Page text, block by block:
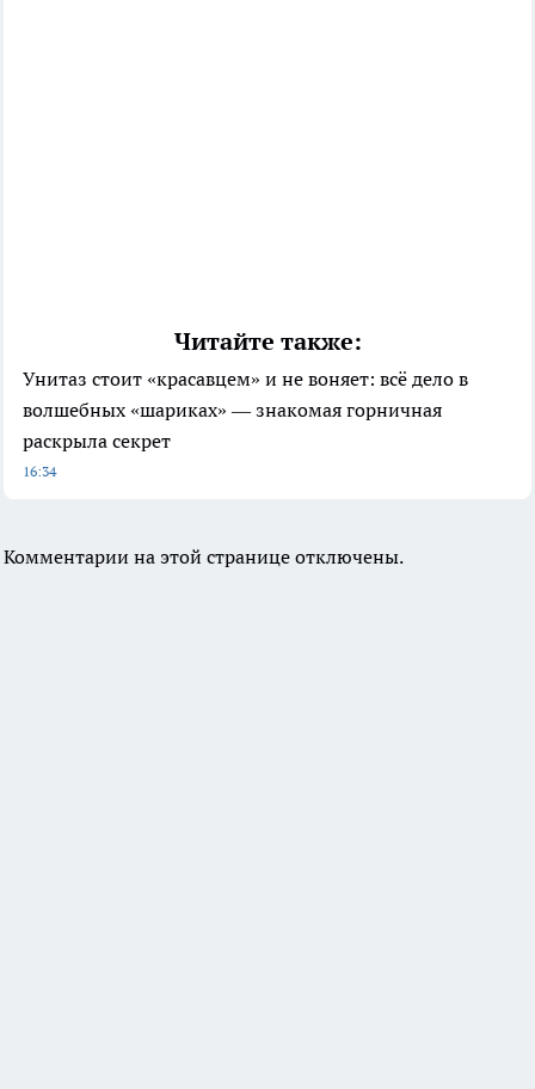
Читайте также:
Унитаз стоит «красавцем» и не воняет: всё дело в
волшебных «шариках» — знакомая горничная
раскрыла секрет
16:34
Комментарии на этой странице отключены.